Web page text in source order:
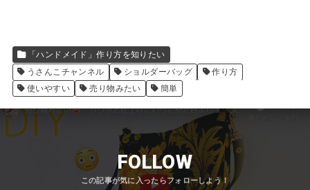
「ハンドメイド」作り方を知りたい
うさんこチャンネル
ショルダーバッグ
作り方
使いやすい
売り物みたい 簡単
FOLLOW